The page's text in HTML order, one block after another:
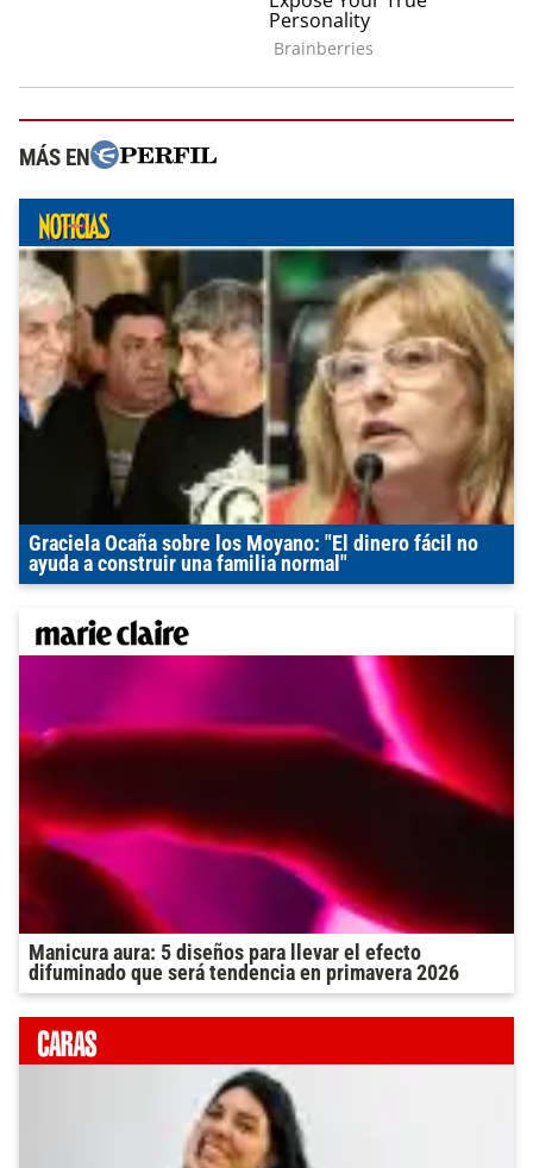
MÁS EN
Graciela Ocaña sobre los Moyano: "El dinero fácil no
ayuda a construir una familia normal"
Manicura aura: 5 diseños para llevar el efecto
difuminado que será tendencia en primavera 2026